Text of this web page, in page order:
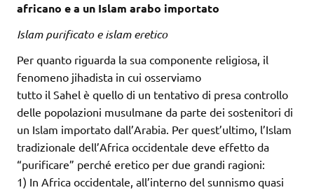
africano e a un Islam arabo importato
Islam purificato e islam eretico
Per quanto riguarda la sua componente religiosa, il
fenomeno jihadista in cui osserviamo
tutto il Sahel è quello di un tentativo di presa controllo
delle popolazioni musulmane da parte dei sostenitori di
un Islam importato dall’Arabia. Per quest’ultimo, l’Islam
tradizionale dell’Africa occidentale deve effetto da
“purificare” perché eretico per due grandi ragioni:
1) In Africa occidentale, all’interno del sunnismo quasi